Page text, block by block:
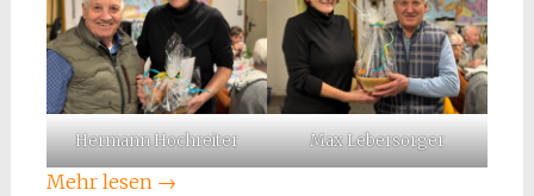
Hermann Hochreiter Max Lebersorger
Mehr lesen →